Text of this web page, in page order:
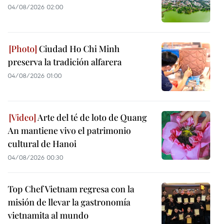
04/08/2026 02:00
Ciudad Ho Chi Minh
preserva la tradición alfarera
04/08/2026 01:00
Arte del té de loto de Quang
An mantiene vivo el patrimonio
cultural de Hanoi
04/08/2026 00:30
Top Chef Vietnam regresa con la
misión de llevar la gastronomía
vietnamita al mundo